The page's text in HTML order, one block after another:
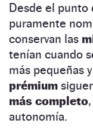
Desde el punto
puramente
conservan las
tenían cuando
más pequeñas
prémium
más completo
autonomía.